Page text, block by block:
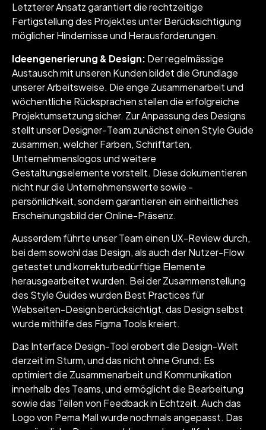
Letzterer Ansatz garantiert die rechtzeitige
Fertigstellung des Projektes unter Berücksichtigung
möglicher Hindernisse und Herausforderungen.
Ideengenerierung & Design: Der regelmässige
Austausch mit unseren Kunden bildet die Grundlage
unserer Arbeitsweise. Die enge Zusammenarbeit und
wöchentliche Rücksprachen stellen die erfolgreiche
Projektumsetzung sicher. Zur Anpassung des Designs
stellt unser Designer-Team zunächst einen Style Guide
zusammen, welcher Farben, Schriftarten,
Unternehmenslogos und weitere
Gestaltungselemente vorstellt. Diese dokumentieren
nicht nur die Unternehmenswerte sowie -
persönlichkeit, sondern garantieren ein einheitliches
Erscheinungsbild der Online-Präsenz.
Ausserdem führte unser Team einen UX-Review durch,
bei dem sowohl das Design, als auch der Nutzer-Flow
getestet und korrekturbedürftige Elemente
herausgearbeitet wurden. Bei der Zusammenstellung
des Style Guides wurden Best Practices für
Webseiten-Design berücksichtigt, das Design selbst
wurde mithilfe des Figma Tools kreiert.
Das Interface Design-Tool erobert die Design-Welt
derzeit im Sturm, und das nicht ohne Grund: Es
optimiert die Zusammenarbeit und Kommunikation
innerhalb des Teams, und ermöglicht die Bearbeitung
sowie das Teilen von Feedback in Echtzeit. Auch das
Logo von Pema Mall wurde nochmals angepasst. Das